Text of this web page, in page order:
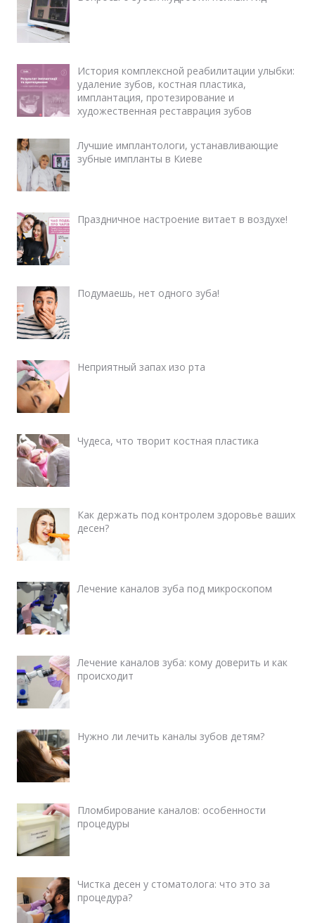
История комплексной реабилитации улыбки:
удаление зубов, костная пластика,
имплантация, протезирование и
художественная реставрация зубов
Лучшие имплантологи, устанавливающие
зубные импланты в Киеве
Праздничное настроение витает в воздухе!
Подумаешь, нет одного зуба!
Неприятный запах изо рта
Чудеса, что творит костная пластика
Как держать под контролем здоровье ваших
десен?
Лечение каналов зуба под микроскопом
Лечение каналов зуба: кому доверить и как
происходит
Нужно ли лечить каналы зубов детям?
Пломбирование каналов: особенности
процедуры
Чистка десен у стоматолога: что это за
процедура?